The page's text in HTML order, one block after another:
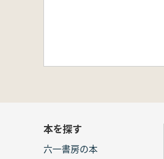
本を探す
六一書房の本